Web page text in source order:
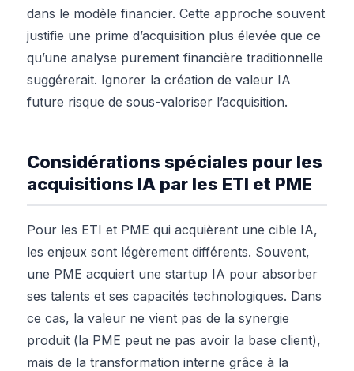
dans le modèle financier. Cette approche souvent
justifie une prime d’acquisition plus élevée que ce
qu’une analyse purement financière traditionnelle
suggérerait. Ignorer la création de valeur IA
future risque de sous-valoriser l’acquisition.
Considérations spéciales pour les
acquisitions IA par les ETI et PME
Pour les ETI et PME qui acquièrent une cible IA,
les enjeux sont légèrement différents. Souvent,
une PME acquiert une startup IA pour absorber
ses talents et ses capacités technologiques. Dans
ce cas, la valeur ne vient pas de la synergie
produit (la PME peut ne pas avoir la base client),
mais de la transformation interne grâce à la